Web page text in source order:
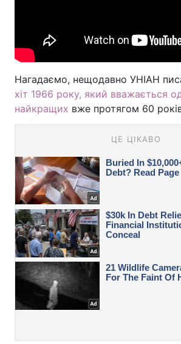
Нагадаємо, нещодавно УНІАН
хіт 1966 року, який вважається
найкращих вже протягом 60